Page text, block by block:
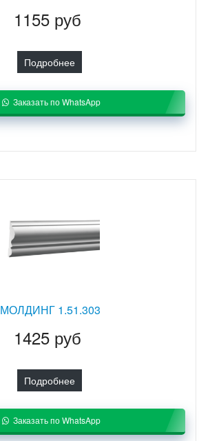
1155 руб
Подробнее
Заказать по WhatsApp
МОЛДИНГ 1.51.303
1425 руб
Подробнее
Заказать по WhatsApp